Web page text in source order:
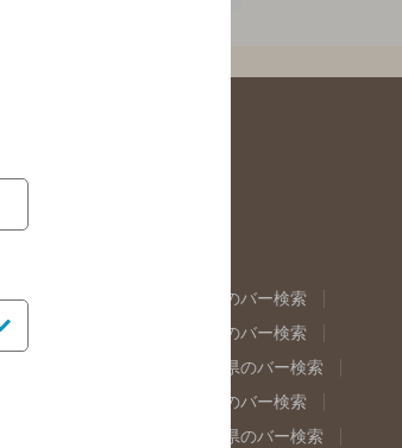
山形県のバー検索
福島県のバー検索
新潟県のバー検索
東京都のバー検索
岐阜県のバー検索
奈良県のバー検索
島根県のバー検索